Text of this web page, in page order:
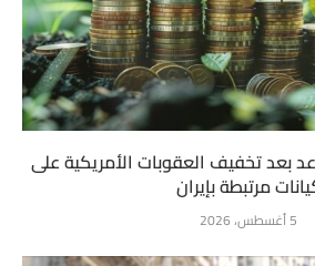
بعد تخفيف العقوبات الأمريكية على
مرتبطة بإيران
5 أغسطس، 2026